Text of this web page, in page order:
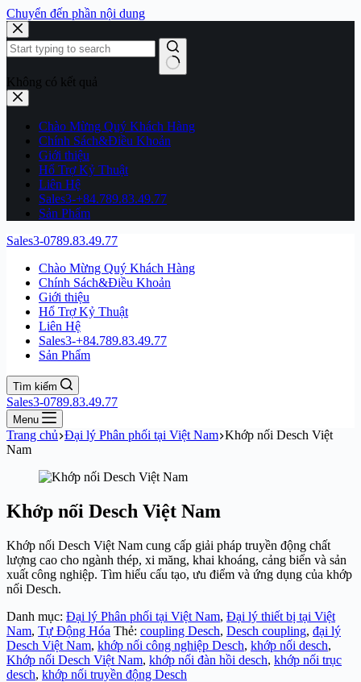
Chuyển đến phần nội dung
Không có kết quả
Chào Mừng Quý Khách Hàng
Chính Sách&Điều Khoản
Giới thiệu
Hổ Trợ Kỷ Thuật
Liên Hệ
Sales3-+84.789.83.49.77
Sản Phẩm
Sales3-0789.83.49.77
Chào Mừng Quý Khách Hàng
Chính Sách&Điều Khoản
Giới thiệu
Hổ Trợ Kỷ Thuật
Liên Hệ
Sales3-+84.789.83.49.77
Sản Phẩm
Tìm kiếm
Sales3-0789.83.49.77
Menu
Trang chủ Đại lý Phân phối tại Việt Nam Khớp nối Desch Việt
Nam
Khớp nối Desch Việt Nam
Khớp nối Desch Việt Nam cung cấp giải pháp truyền động chất
lượng cao cho ngành thép, xi măng, khai khoáng, cảng biển và sản
xuất công nghiệp. Tìm hiểu cấu tạo, ưu điểm và ứng dụng của khớp
nối Desch.
Danh mục: Đại lý Phân phối tại Việt Nam, Đại lý thiết bị tại Việt
Nam, Tự Động Hóa Thẻ: coupling Desch, Desch coupling, đại lý
Desch Việt Nam, khớp nối công nghiệp Desch, khớp nối desch,
Khớp nối Desch Việt Nam, khớp nối đàn hồi desch, khớp nối trục
desch, khớp nối truyền động Desch